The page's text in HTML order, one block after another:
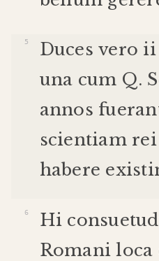
Duces vero ii
una cum Q.
annos
scientiam rei
habere
Hi
Romani loca